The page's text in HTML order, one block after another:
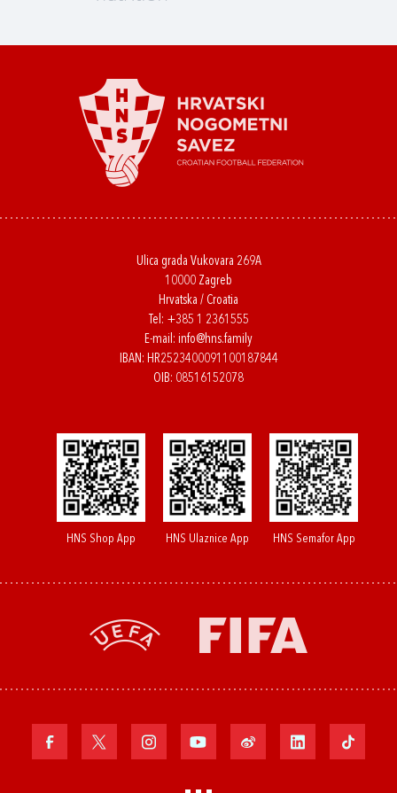
Ulica grada Vukovara 269A
10000 Zagreb
Hrvatska / Croatia
Tel: +385 1 2361555
E-mail: info@hns.family
IBAN: HR2523400091100187844
OIB: 08516152078
HNS Shop App HNS Ulaznice App HNS Semafor App